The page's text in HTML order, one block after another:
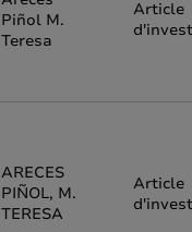
Piñol M.
Teresa
Article
ARECES
PIÑOL, M.
TERESA
Article